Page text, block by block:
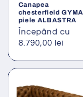
Canapea
chesterfield GYMA
piele ALBASTRA
Preț
obișnuit
Începând cu
8.790,00 lei